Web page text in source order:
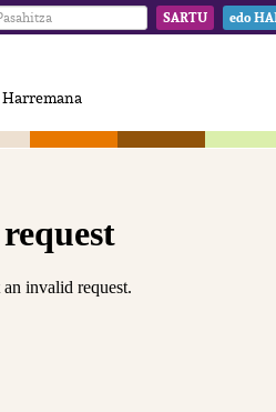
SARTU edo
Harremana